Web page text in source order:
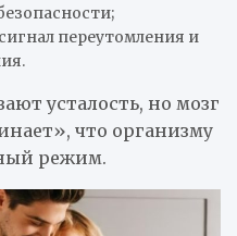
переутомления и
усталость, но мозг
что организму
режим.